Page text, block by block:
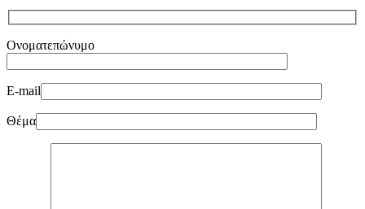
Ονοματεπώνυμο
E-mail
Θέμα